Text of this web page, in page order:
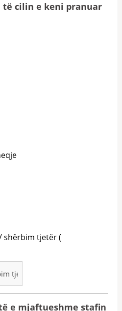
të cilin e keni pranuar
shërbim tjetër (